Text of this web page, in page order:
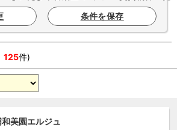
条件を保存
125件)
美園エルジュ